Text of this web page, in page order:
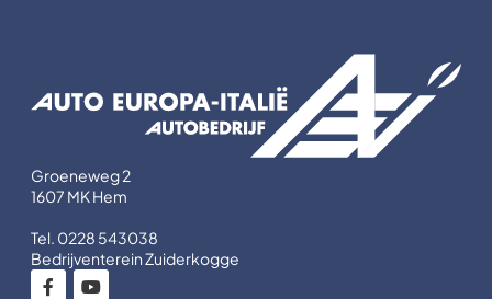
Groeneweg 2
1607 MK Hem
Tel. 0228 543038
Bedrijventerein Zuiderkogge